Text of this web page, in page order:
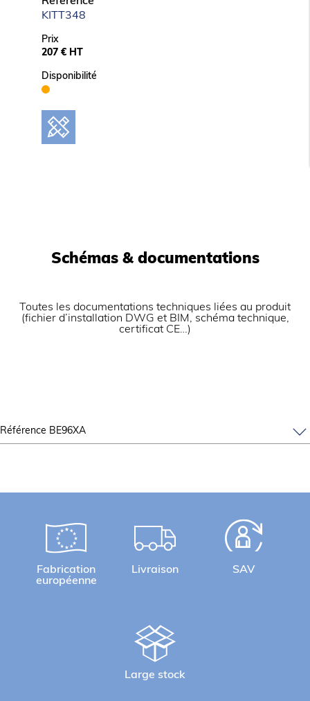
Chauffage par résistances blindées.
Réglage de la température de 50 à 300°C.
KITT348
Prix
207 € HT
Disponibilité
Schémas & documentations
Toutes les documentations techniques liées au produit
(fichier d’installation DWG et BIM, schéma technique,
certificat CE…)
Référence BE96XA
Fabrication
européenne
Livraison SAV
Large stock